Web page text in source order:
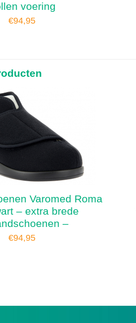
voering
€94,95
Varomed Roma
– extra brede
–
€94,95